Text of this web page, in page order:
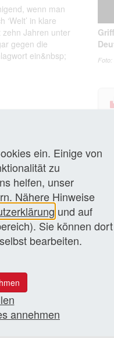
wenn man
in klare
Jahren unter
gegen die
ein&nbsp;
ein. Einige von
zu
helfen, unser
Nähere Hinweise
und auf
Sie können dort
bearbeiten.
annehmen